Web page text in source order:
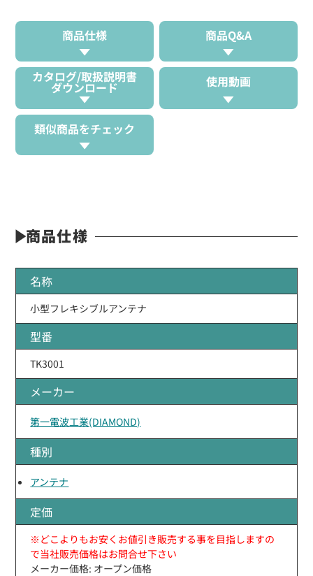
商品仕様 商品Q&A
カタログ/取扱説明書
ダウンロード 使用動画
類似商品をチェック
商品仕様
名称
小型フレキシブルアンテナ
型番
TK3001
メーカー
第一電波工業(DIAMOND)
種別
アンテナ
定価
※どこよりもお安くお値引き販売する事を目指しますの
で当社販売価格はお問合せ下さい
メーカー価格: オープン価格